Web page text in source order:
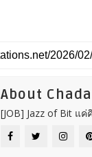
About Chada
[JOB] Jazz of Bit แ